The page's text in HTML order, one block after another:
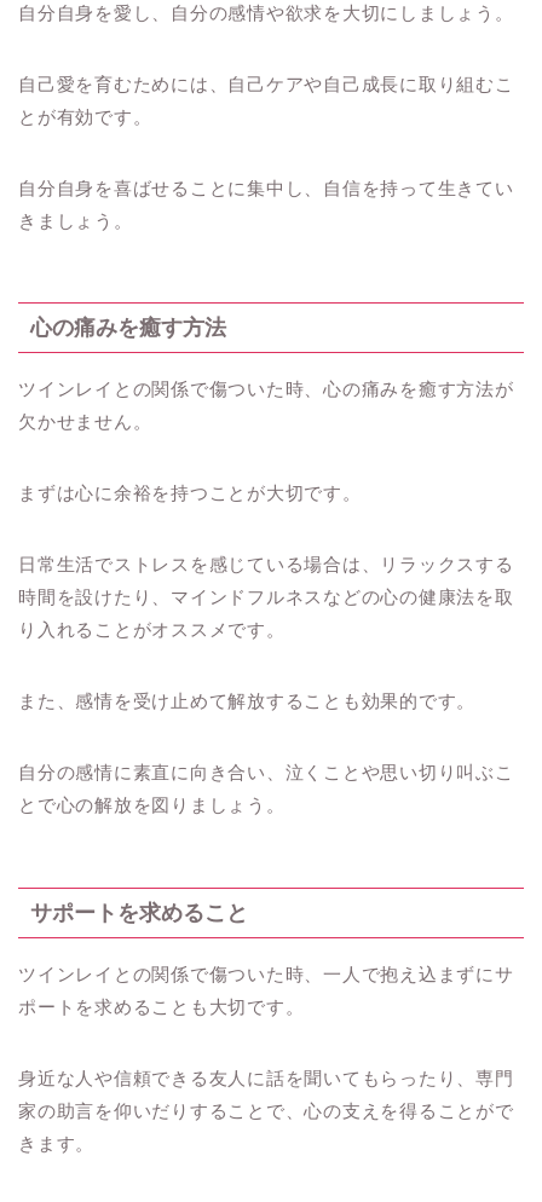
自分自身を愛し、自分の感情や欲求を大切にしましょう。
自己愛を育むためには、自己ケアや自己成長に取り組むこ
とが有効です。
自分自身を喜ばせることに集中し、自信を持って生きてい
きましょう。
心の痛みを癒す方法
ツインレイとの関係で傷ついた時、心の痛みを癒す方法が
欠かせません。
まずは心に余裕を持つことが大切です。
日常生活でストレスを感じている場合は、リラックスする
時間を設けたり、マインドフルネスなどの心の健康法を取
り入れることがオススメです。
また、感情を受け止めて解放することも効果的です。
自分の感情に素直に向き合い、泣くことや思い切り叫ぶこ
とで心の解放を図りましょう。
サポートを求めること
ツインレイとの関係で傷ついた時、一人で抱え込まずにサ
ポートを求めることも大切です。
身近な人や信頼できる友人に話を聞いてもらったり、専門
家の助言を仰いだりすることで、心の支えを得ることがで
きます。